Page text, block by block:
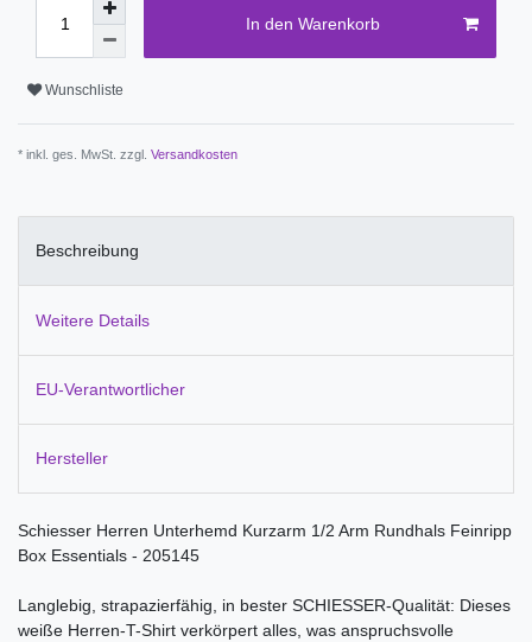
In den Warenkorb
Wunschliste
* inkl. ges. MwSt. zzgl. Versandkosten
Beschreibung
Weitere Details
EU-Verantwortlicher
Hersteller
Schiesser Herren Unterhemd Kurzarm 1/2 Arm Rundhals Feinripp
Box Essentials - 205145
Langlebig, strapazierfähig, in bester SCHIESSER-Qualität: Dieses
weiße Herren-T-Shirt verkörpert alles, was anspruchsvolle